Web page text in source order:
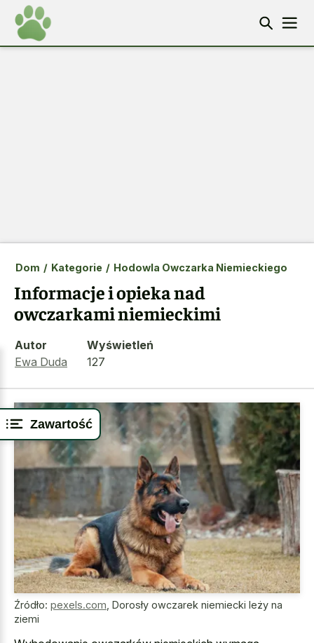
Zawartość
Dom / Kategorie / Hodowla Owczarka Niemieckiego
Informacje i opieka nad
owczarkami niemieckimi
Autor
Ewa Duda
Wyświetleń
127
Źródło: pexels.com Dorosły owczarek niemiecki leży na
ziemi